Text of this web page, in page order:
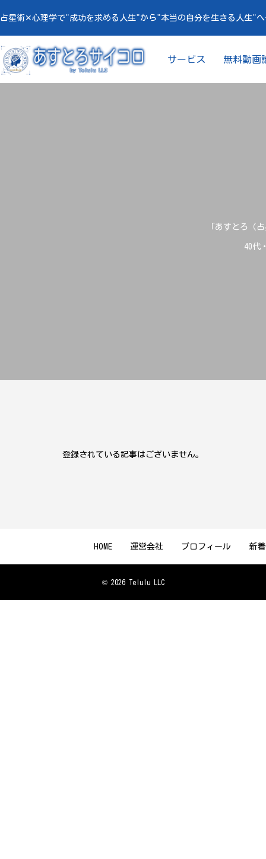
占星術✕心理学で"成功を求める人生"から"本当の自分を生きる人生"
サービス 無料動画
「あすとろ（
40代
登録されている記事はございません。
HOME 運営会社 プロフィール 新
© 2026 Telulu LLC